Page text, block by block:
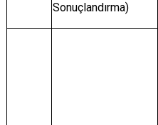
Sonuçlandırma)